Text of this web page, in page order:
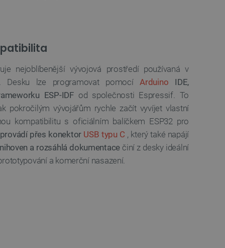
nejoblíbenější vývojová prostředí používaná v
Desku lze programovat pomocí Arduino IDE,
ESP-IDFod společnosti Espressif. To
pokročilým vývojářům rychle začít vyvíjet vlastní
kompatibilitu s oficiálním balíčkem ESP32 pro
přes konektor USB typu C , který také napájí
a rozsáhlá dokumentace činí z desky ideální
a komerční nasazení.
s používáním
soulad se
PHP. Toto je univerzální
uživatelů. Obvykle se
být specifické pro
zátěže, aby se zajistilo, že
prohlížení směřovány na
a uživatelský komfort.
uživatelských údajů pro
což zajišťuje více